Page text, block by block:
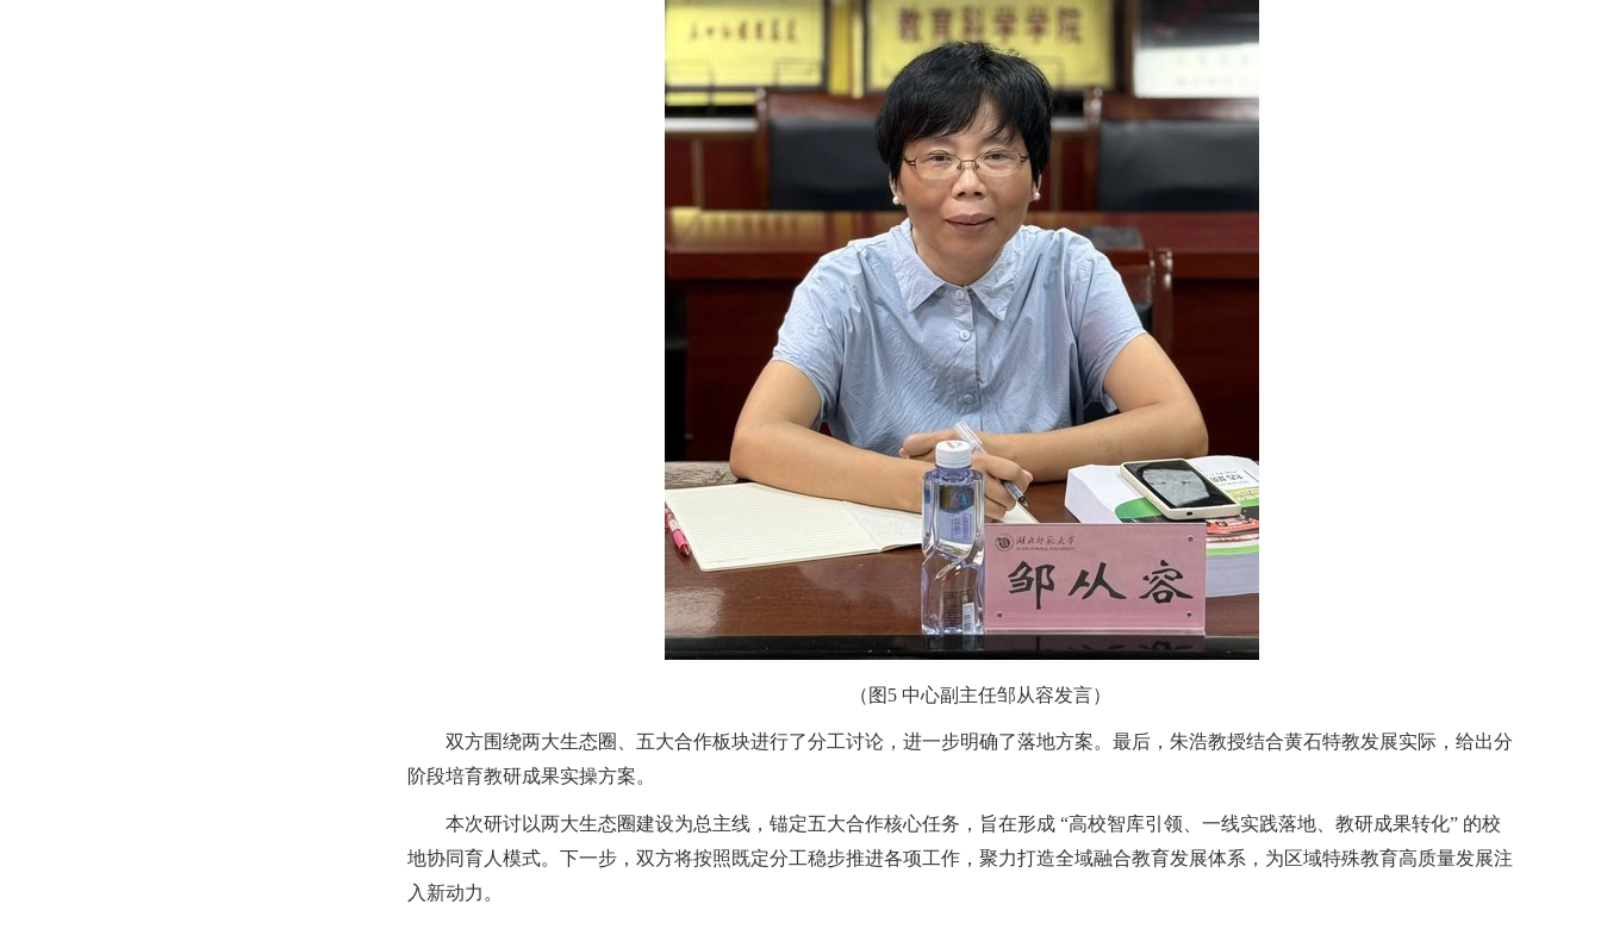
（图 5 中心副主任邹从容发言）
双方围绕两大生态圈、五大合作板块进行了分工讨论，进一步明确了落地方案。最后，朱浩教授结合黄石特教发展实际，给出分
阶段培育教研成果实操方案。
本次研讨以两大生态圈建设为总主线，锚定五大合作核心任务，旨在形成 “高校智库引领、一线实践落地、教研成果转化” 的校
地协同育人模式。下一步，双方将按照既定分工稳步推进各项工作，聚力打造全域融合教育发展体系，为区域特殊教育高质量发展注
入新动力。